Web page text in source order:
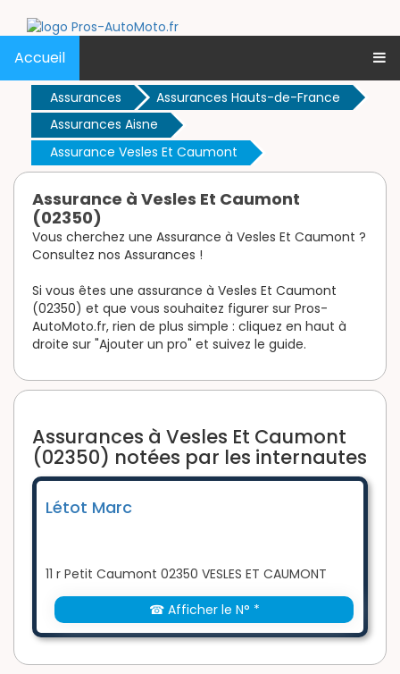
Accueil
Assurances
Assurances Hauts-de-France
Assurances Aisne
Assurance Vesles Et Caumont
Assurance à Vesles Et Caumont
(02350)
Vous cherchez une Assurance à Vesles Et Caumont ?
Consultez nos Assurances !
Si vous êtes une assurance à Vesles Et Caumont
(02350) et que vous souhaitez figurer sur Pros-
AutoMoto.fr, rien de plus simple : cliquez en haut à
droite sur "Ajouter un pro" et suivez le guide.
Assurances à Vesles Et Caumont
(02350) notées par les internautes
Létot Marc
11 r Petit Caumont 02350 VESLES ET CAUMONT
☎ Afficher le N° *